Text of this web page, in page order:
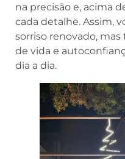
na precisão e, acima
cada detalhe. Assim,
sorriso renovado,
de vida e
dia a dia.